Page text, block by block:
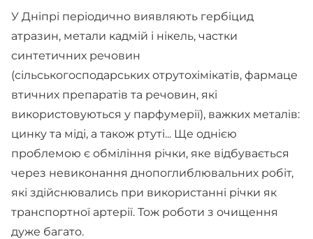
У Дніпрі періодично виявляють гербіцид
атразин, метали кадмій і нікель, частки
синтетичних речовин
(сільськогосподарських отрутохімікатів, фармаце
втичних препаратів та речовин, які
використовуються у парфумерії), важких металів:
цинку та міді, а також ртуті... Ще однією
проблемою є обміління річки, яке відбувається
через невиконання днопоглиблювальних робіт,
які здійснювались при використанні річки як
транспортної артерії. Тож роботи з очищення
дуже багато.